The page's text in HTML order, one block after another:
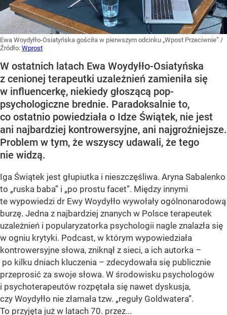
Ewa Woydyłło-Osiatyńska gościła w pierwszym odcinku „Wpost Przeciwnie” /
Źródło: Wprost
W ostatnich latach Ewa Woydyłło-Osiatyńska
z cenionej terapeutki uzależnień zamieniła się
w influencerkę, niekiedy głoszącą pop-
psychologiczne brednie. Paradoksalnie to,
co ostatnio powiedziała o Idze Świątek, nie jest
ani najbardziej kontrowersyjne, ani najgroźniejsze.
Problem w tym, że wszyscy udawali, że tego
nie widzą.
Iga Świątek jest głupiutka i nieszczęśliwa. Aryna Sabalenko
to „ruska baba” i „po prostu facet”. Między innymi
te wypowiedzi dr Ewy Woydyłło wywołały ogólnonarodową
burzę. Jedna z najbardziej znanych w Polsce terapeutek
uzależnień i popularyzatorka psychologii nagle znalazła się
w ogniu krytyki. Podcast, w którym wypowiedziała
kontrowersyjne słowa, zniknął z sieci, a ich autorka –
po kilku dniach kluczenia – zdecydowała się publicznie
przeprosić za swoje słowa. W środowisku psychologów
i psychoterapeutów rozpętała się nawet dyskusja,
czy Woydyłło nie złamała tzw. „reguły Goldwatera”.
To przyjęta już w latach 70. przez...